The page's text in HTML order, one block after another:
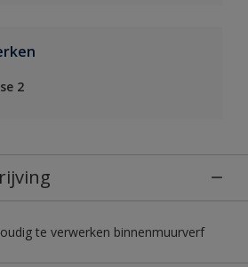
2
te verwerken binnenmuurverf